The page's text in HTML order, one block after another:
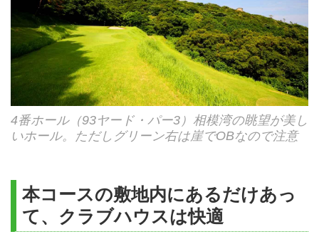
4番ホール（93ヤード・パー3）相模湾の眺望が美し
いホール。ただしグリーン右は崖でOBなので注意
本コースの敷地内にあるだけあっ
て、クラブハウスは快適